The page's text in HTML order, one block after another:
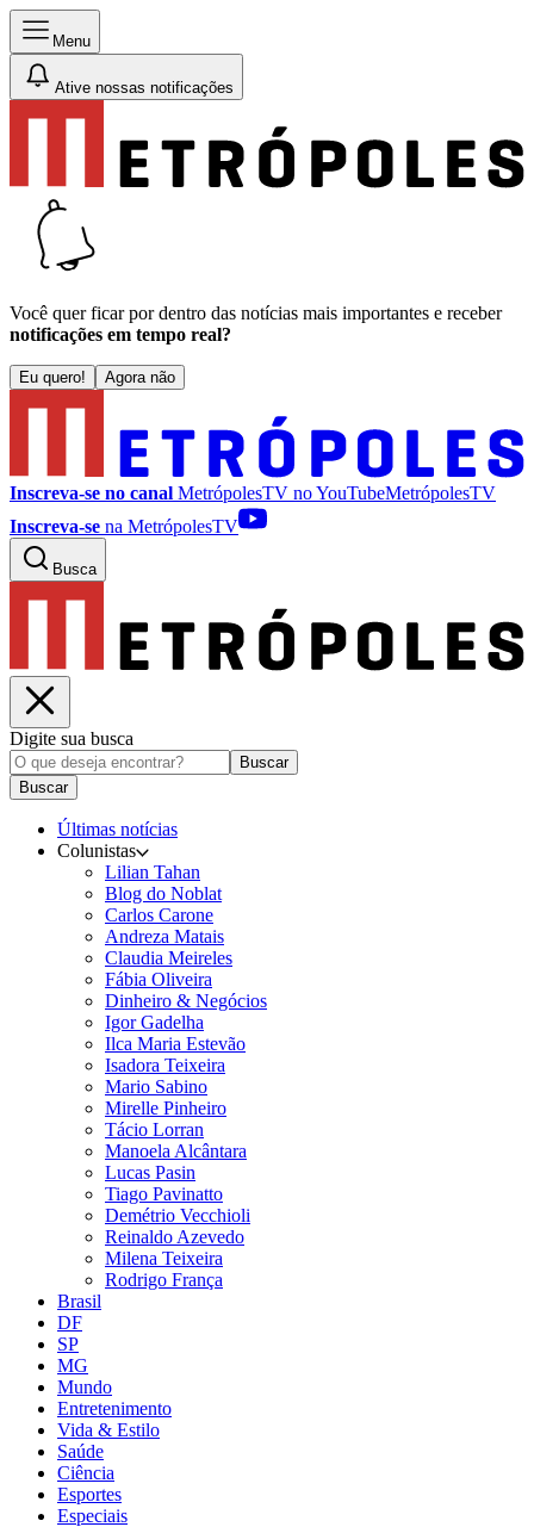
Menu
Ative nossas notificações
Você quer ficar por dentro das notícias mais importantes e receber
notificações em tempo real?
Eu quero! Agora não
Inscreva-se no canal MetrópolesTV noYouTubeMetrópolesTV
Inscreva-se na MetrópolesTV
Busca
Digite sua busca
Buscar
Buscar
Últimas notícias
Colunistas
Lilian Tahan
Blog do Noblat
Carlos Carone
Andreza Matais
Claudia Meireles
Fábia Oliveira
Dinheiro & Negócios
Igor Gadelha
Ilca Maria Estevão
Isadora Teixeira
Mario Sabino
Mirelle Pinheiro
Tácio Lorran
Manoela Alcântara
Lucas Pasin
Tiago Pavinatto
Demétrio Vecchioli
Reinaldo Azevedo
Milena Teixeira
Rodrigo França
Brasil
DF
SP
MG
Mundo
Entretenimento
Vida & Estilo
Saúde
Ciência
Esportes
Especiais